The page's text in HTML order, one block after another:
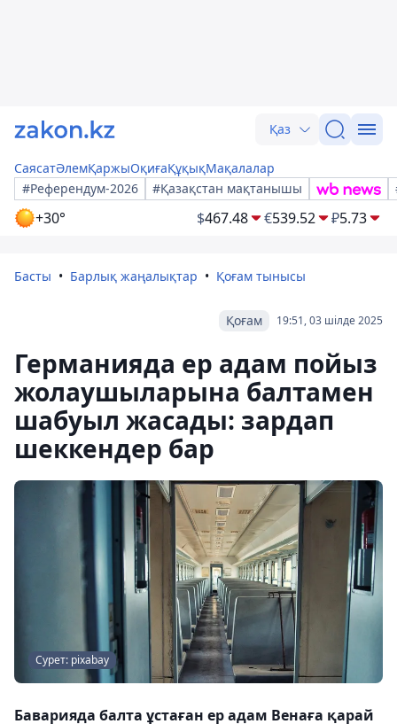
Қаз
СаясатӘлемҚаржыОқиғаҚұқықМақалалар
#Референдум-2026
#Қазақстан мақтанышы
+30° $467.48 €539.52 ₽5.73
Басты Барлық жаңалықтар Қоғам тынысы
19:51, 03 шілде 2025
Қоғам
Германияда ер адам пойыз
жолаушыларына балтамен
шабуыл жасады: зардап
шеккендер бар
Сурет: pixabay
Баварияда балта ұстаған ер адам Венаға қарай